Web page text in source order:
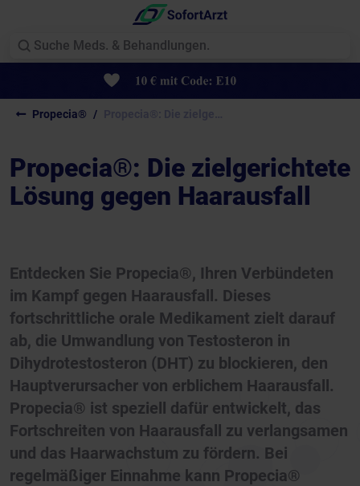
Propecia®
Propecia®: Die zielgerichtete
Lösung gegen Haarausfall
Entdecken Sie Propecia®, Ihren Verbündeten
im Kampf gegen Haarausfall. Dieses
fortschrittliche orale Medikament zielt darauf
ab, die Umwandlung von Testosteron in
Dihydrotestosteron (DHT) zu blockieren, den
Hauptverursacher von erblichem Haarausfall.
Propecia® ist speziell dafür entwickelt, das
Fortschreiten von Haarausfall zu verlangsamen
und das Haarwachstum zu fördern. Bei
regelmäßiger Einnahme kann Propecia®